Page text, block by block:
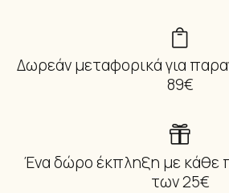
Δωρεάν μεταφορικά για
89€
Ένα δώρο έκπληξη με κάθε
των 25€